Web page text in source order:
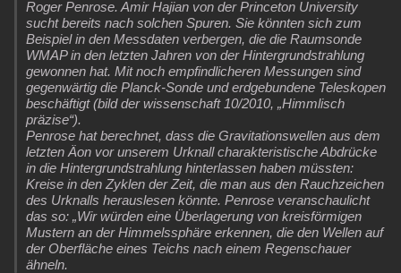
Roger Penrose. Amir Hajian von der Princeton University
sucht bereits nach solchen Spuren. Sie könnten sich zum
Beispiel in den Messdaten verbergen, die die Raumsonde
WMAP in den letzten Jahren von der Hintergrundstrahlung
gewonnen hat. Mit noch empfindlicheren Messungen sind
gegenwärtig die Planck-Sonde und erdgebundene Teleskopen
beschäftigt (bild der wissenschaft 10/2010, „Himmlisch
präzise“).
Penrose hat berechnet, dass die Gravitationswellen aus dem
letzten Äon vor unserem Urknall charakteristische Abdrücke
in die Hintergrundstrahlung hinterlassen haben müssten:
Kreise in den Zyklen der Zeit, die man aus den Rauchzeichen
des Urknalls herauslesen könnte. Penrose veranschaulicht
das so: „Wir würden eine Überlagerung von kreisförmigen
Mustern an der Himmelssphäre erkennen, die den Wellen auf
der Oberfläche eines Teichs nach einem Regenschauer
ähneln.